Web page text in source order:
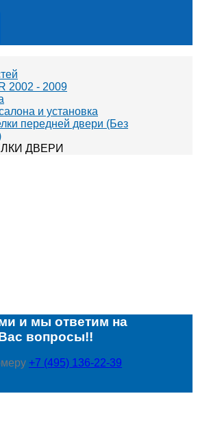
2002 - 2009
и установка
передней двери (Без
ДВЕРИ
и мы ответим на
вопросы!!
+7 (495) 136-22-39